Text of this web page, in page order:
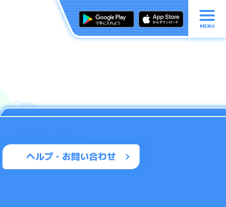
MENU
ヘルプ・お問い合わせ